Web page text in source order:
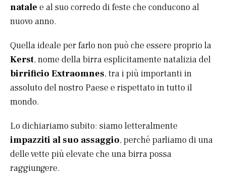
natale e al suo corredo di feste che conducono al
nuovo anno.
Quella ideale per farlo non può che essere proprio la
Kerst, nome della birra esplicitamente natalizia del
birrificio Extraomnes, tra i più importanti in
assoluto del nostro Paese e rispettato in tutto il
mondo.
Lo dichiariamo subito: siamo letteralmente
impazziti al suo assaggio, perché parliamo di una
delle vette più elevate che una birra possa
raggiungere.